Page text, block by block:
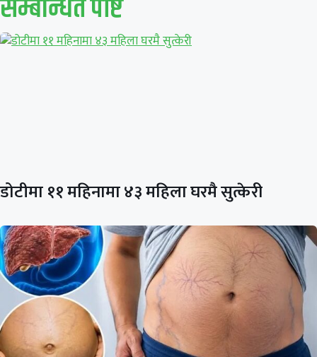
सम्बन्धित पाेष्ट
डोटीमा ११ महिनामा ४३ महिला घरमै सुत्केरी